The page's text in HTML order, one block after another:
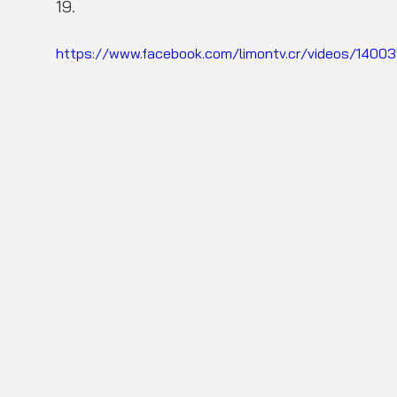
19.
https://www.facebook.com/limontv.cr/videos/